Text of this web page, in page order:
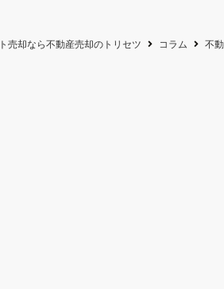
売却なら不動産売却のトリセツ コラム 不